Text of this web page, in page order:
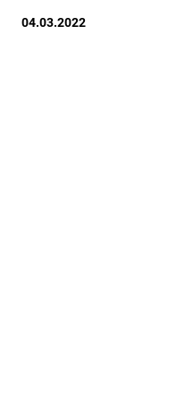
04.03.2022